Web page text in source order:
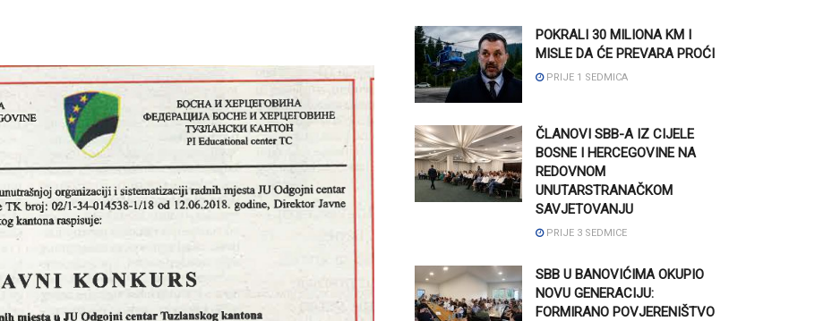
POKRALI 30 MILIONA KM I
MISLE DA ĆE PREVARA PROĆI
PRIJE 1 SEDMICA
ČLANOVI SBB-A IZ CIJELE
BOSNE I HERCEGOVINE NA
REDOVNOM
UNUTARSTRANAČKOM
SAVJETOVANJU
PRIJE 3 SEDMICE
SBB U BANOVIĆIMA OKUPIO
NOVU GENERACIJU:
FORMIRANO POVJERENIŠTVO